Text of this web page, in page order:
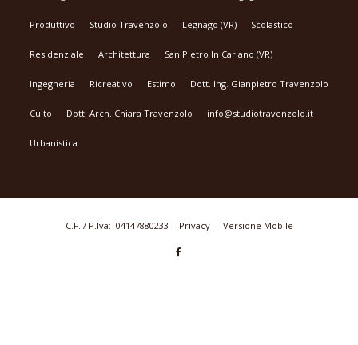
Produttivo Studio Travenzolo Legnago (VR) Scolastico
Residenziale Architettura San Pietro In Cariano (VR)
Ingegneria Ricreativo Estimo Dott. Ing. Gianpietro Travenzolo
Culto Dott. Arch. Chiara Travenzolo info@studiotravenzolo.it
Urbanistica
C.F. / P.Iva: 04147880233 - Privacy - Versione Mobile